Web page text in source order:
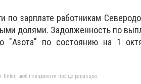
зарплате работникам
долями. Задолженность по
"Азота" по состоянию на 1
Enter, щоб повідомити про це редакцію